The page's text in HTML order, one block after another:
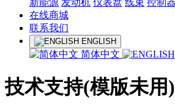
新能源 发动机 仪表盘 线束 控制器
在线商城
联系我们
ENGLISH
简体中文
技术支持(模版未用)